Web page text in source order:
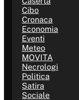
Cibo
Cronaca
Economia
Eventi
Meteo
MOVITA
Necrologi
Politica
Satira
Sociale